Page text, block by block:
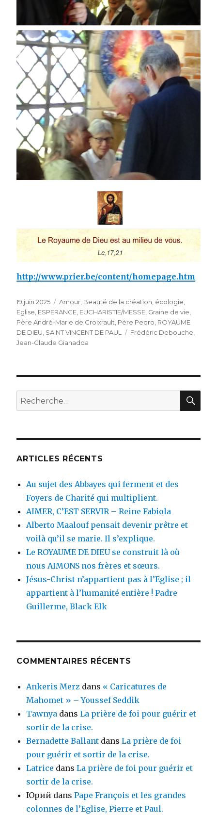
http://www.prier.be/content/homepage.htm
Publié
le
19 juin 2025 Catégories
Amour, Beauté de la création, écologie,
Eglise, ESPERANCE, EUCHARISTIE/MESSE, Graine de vie,
Père André-Marie de Croixrault, Père Pedro, ROYAUME
DE DIEU, SAINT VINCENT DE PAUL Étiquettes
Frédéric Debouche,
Jean-Claude Gianadda
Recherche
pour
ARTICLES RÉCENTS
Au sujet des Abbayes qui ferment et des
Foyers de Charité qui multiplient.
AIMER, C’EST SERVIR – Reine Fabiola
Alberto Maalouf pensait devenir prêtre et
voilà qu’il se marie. Il s’explique.
Le ROYAUME DE DIEU se construit là où
nous AIMONS nos frères et sœurs.
Jésus-Christ n’appartient pas à l’Eglise ; il
appartient à l’humanité entière ! Padre
Guillerme, Black Elk
COMMENTAIRES RÉCENTS
Ankeris Merz dans « Caricatures de
Mahomet » – Youssef Seddik
Tawnya dansLa prière de foi pour guérir et
sortir de la crise.
Bernadette Ballant dansLa prière de foi
pour guérir et sortir de la crise.
Latrice dansLa prière de foi pour guérir et
sortir de la crise.
Юрий dansPape François et les grandes
colonnes de l’Eglise, Pierre et Paul.